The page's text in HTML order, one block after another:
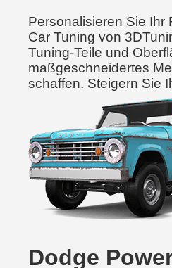
Personalisieren Sie Ihr
Car Tuning von
Tuning-Teile und
maßgeschneidertes
schaffen. Steigern Sie
Dodge